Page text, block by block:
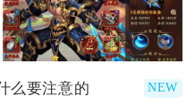
么要注意的